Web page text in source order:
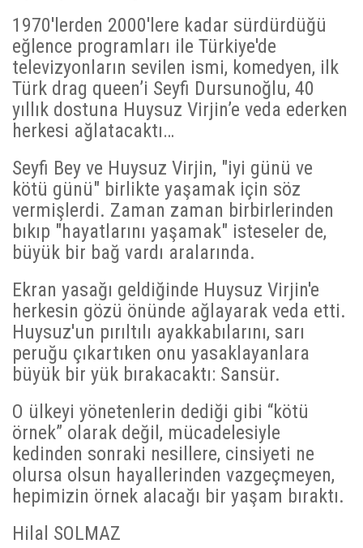
1970'lerden 2000'lere kadar sürdürdüğü
eğlence programları ile Türkiye'de
televizyonların sevilen ismi, komedyen, ilk
Türk drag queen’i Seyfi Dursunoğlu, 40
yıllık dostuna Huysuz Virjin’e veda ederken
herkesi ağlatacaktı…
Seyfi Bey ve Huysuz Virjin, "iyi günü ve
kötü günü" birlikte yaşamak için söz
vermişlerdi. Zaman zaman birbirlerinden
bıkıp "hayatlarını yaşamak" isteseler de,
büyük bir bağ vardı aralarında.
Ekran yasağı geldiğinde Huysuz Virjin'e
herkesin gözü önünde ağlayarak veda etti.
Huysuz'un pırıltılı ayakkabılarını, sarı
peruğu çıkartıken onu yasaklayanlara
büyük bir yük bırakacaktı: Sansür.
O ülkeyi yönetenlerin dediği gibi “kötü
örnek” olarak değil, mücadelesiyle
kedinden sonraki nesillere, cinsiyeti ne
olursa olsun hayallerinden vazgeçmeyen,
hepimizin örnek alacağı bir yaşam bıraktı.
Hilal SOLMAZ